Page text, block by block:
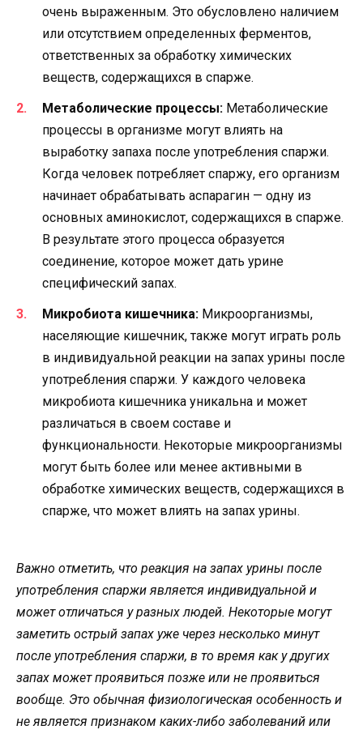
очень выраженным. Это обусловлено наличием
или отсутствием определенных ферментов,
ответственных за обработку химических
веществ, содержащихся в спарже.
Метаболические процессы: Метаболические
процессы в организме могут влиять на
выработку запаха после употребления спаржи.
Когда человек потребляет спаржу, его организм
начинает обрабатывать аспарагин — одну из
основных аминокислот, содержащихся в спарже.
В результате этого процесса образуется
соединение, которое может дать урине
специфический запах.
Микробиота кишечника: Микроорганизмы,
населяющие кишечник, также могут играть роль
в индивидуальной реакции на запах урины после
употребления спаржи. У каждого человека
микробиота кишечника уникальна и может
различаться в своем составе и
функциональности. Некоторые микроорганизмы
могут быть более или менее активными в
обработке химических веществ, содержащихся в
спарже, что может влиять на запах урины.
Важно отметить, что реакция на запах урины после
употребления спаржи является индивидуальной и
может отличаться у разных людей. Некоторые могут
заметить острый запах уже через несколько минут
после употребления спаржи, в то время как у других
запах может проявиться позже или не проявиться
вообще. Это обычная физиологическая особенность и
не является признаком каких-либо заболеваний или